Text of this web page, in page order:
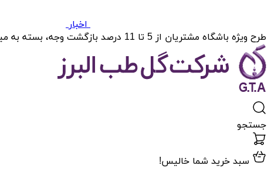
اخبار
طرح ویژه باشگاه مشتریان از 5 تا 11 درصد بازگشت وجه، بسته به میزان خریدتان.
جستجو
سبد خرید شما خالیس!